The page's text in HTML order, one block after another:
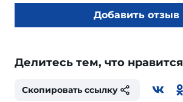
Добавить отзыв
Делитесь тем, что нравится
Скопировать ссылку